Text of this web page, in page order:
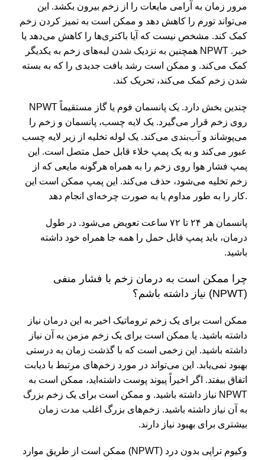
مرور زمان به آرامی مایعات را از زخم بیرون بکشد. این
می‌تواند تورم را کاهش دهد و ممکن است به تمیز کردن زخم
کمک کند. مشخص نیست که آیا باکتری‌ها را کاهش می‌دهد یا
خیر. NPWT همچنین به نزدیک شدن لبه‌های زخم به یکدیگر
کمک می‌کند. و ممکن است رشد بافت جدیدی را که به بسته
شدن زخم کمک می‌کند، تحریک کند.
NPWT چندین بخش دارد. یک پانسمان فوم یا گاز مستقیماً
روی زخم قرار می‌گیرد. یک لایه چسب، پانسمان و زخم را
می‌پوشاند و آب‌بندی می‌کند. یک لوله تخلیه از زیر لایه چسب
عبور می‌کند و به یک پمپ خلاء قابل حمل متصل است. این
پمپ فشار هوا روی زخم را به همراه هرگونه مایعی که از
زخم تخلیه می‌شود، حذف می‌کند. این پمپ ممکن است این
کار را به طور مداوم یا به صورت چرخه‌ای انجام دهد.
پانسمان هر ۲۴ تا ۷۲ ساعت تعویض می‌شود. در طول
درمان، باید پمپ قابل حمل را همه جا همراه خود داشته
باشید.
چرا ممکن است به درمان زخم با فشار منفی
(NPWT) نیاز داشته باشم؟
ممکن است برای یک زخم تروماتیک اخیر به این درمان نیاز
داشته باشید. یا ممکن است برای یک زخم مزمن به آن نیاز
داشته باشید. این زخمی است که با گذشت زمان به درستی
بهبود نمی‌یابد. این می‌تواند در مورد زخم‌های مرتبط با دیابت
اتفاق بیفتد. اگر اخیراً پیوند پوست داشته‌اید، ممکن است به
NPWT نیاز داشته باشید. و ممکن است برای یک زخم بزرگ
به آن نیاز داشته باشید. زخم‌های بزرگ اغلب مدت زمان
بیشتری برای بهبود نیاز دارند.
وکیوم تراپی بدون درد (NPWT) ممکن است از طریق موارد